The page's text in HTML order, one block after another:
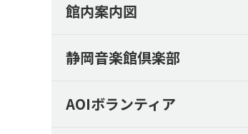
館内案内図
静岡音楽館倶楽部
AOIボランティア